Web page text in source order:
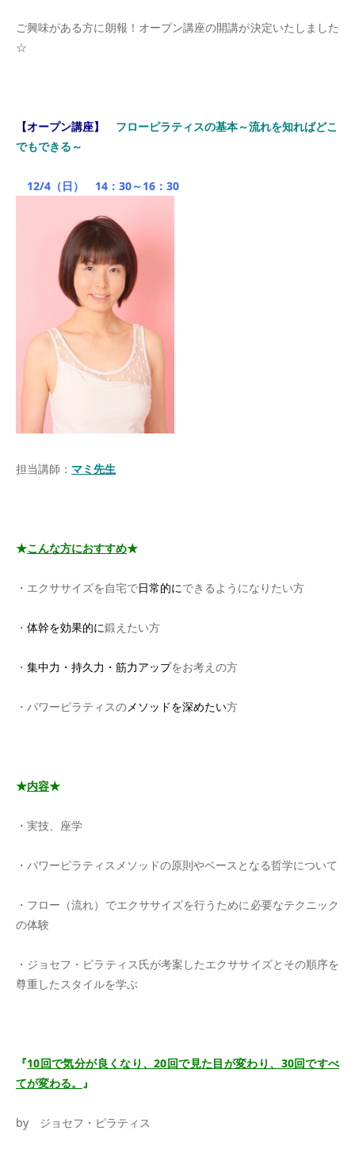
ご興味がある方に朗報！オープン講座の開講が決定いたしました
☆
【オープン講座】
フローピラティスの基本～流れを知ればどこ
でもできる～
12/4（日） 14：30～16：30
担当講師： マミ先生
★こんな方におすすめ★
・エクササイズを自宅で日常的にできるようになりたい方
・ 体幹を効果的に鍛えたい方
・ 集中力・持久力・筋力アップをお考えの方
・パワーピラティスのメソッドを深めたい方
★内容★
・実技、座学
・パワーピラティスメソッドの原則やベースとなる哲学について
・フロー（流れ）でエクササイズを行うために必要なテクニック
の体験
・ジョセフ・ピラティス氏が考案したエクササイズとその順序を
尊重したスタイルを学ぶ
『10回で気分が良くなり、20回で見た目が変わり、30回ですべ
てが変わる。 』
by ジョセフ・ピラティス